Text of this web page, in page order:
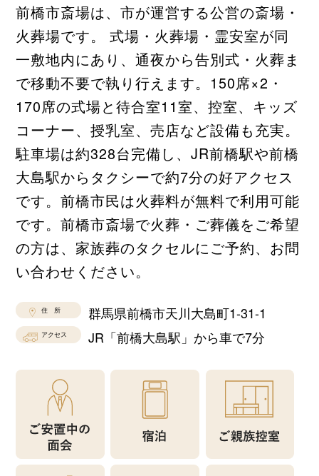
前橋市斎場は、市が運営する公営の斎場・
火葬場です。 式場・火葬場・霊安室が同
一敷地内にあり、通夜から告別式・火葬ま
で移動不要で執り行えます。150席×2・
170席の式場と待合室11室、控室、キッズ
コーナー、授乳室、売店など設備も充実。
駐車場は約328台完備し、JR前橋駅や前橋
大島駅からタクシーで約7分の好アクセス
です。前橋市民は火葬料が無料で利用可能
です。前橋市斎場で火葬・ご葬儀をご希望
の方は、家族葬のタクセルにご予約、お問
い合わせください。
住 所 群馬県前橋市天川大島町1-31-1
アクセス JR「前橋大島駅」から車で7分